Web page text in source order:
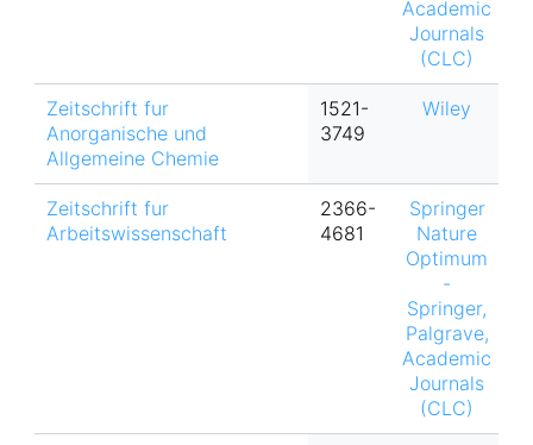
Academic
Journals
(CLC)
Zeitschrift fur
Anorganische und
Allgemeine Chemie
1521-
3749
Wiley
Zeitschrift fur
Arbeitswissenschaft
2366-
4681
Springer
Nature
Optimum
-
Springer,
Palgrave,
Academic
Journals
(CLC)